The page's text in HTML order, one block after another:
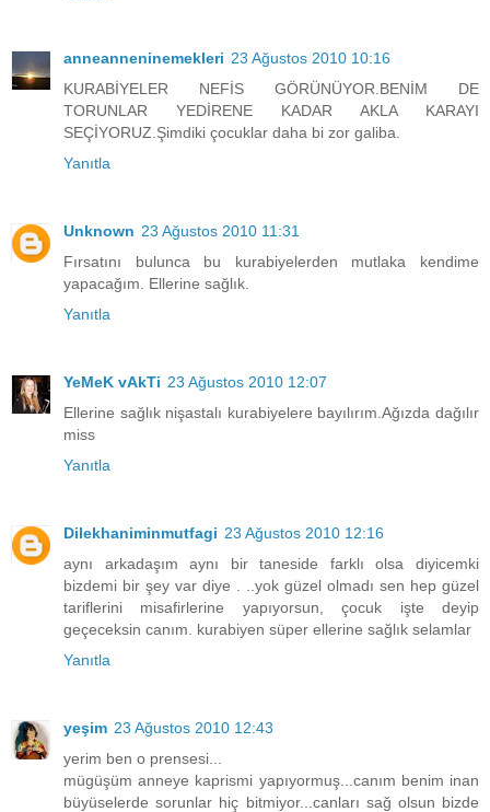
anneanneninemekleri 23 Ağustos 2010 10:16
KURABİYELER NEFİS GÖRÜNÜYOR.BENİM DE
TORUNLAR YEDİRENE KADAR AKLA KARAYI
SEÇİYORUZ.Şimdiki çocuklar daha bi zor galiba.
Yanıtla
Unknown 23 Ağustos 2010 11:31
Fırsatını bulunca bu kurabiyelerden mutlaka kendime
yapacağım. Ellerine sağlık.
Yanıtla
YeMeK vAkTi 23 Ağustos 2010 12:07
Ellerine sağlık nişastalı kurabiyelere bayılırım.Ağızda dağılır
miss
Yanıtla
Dilekhaniminmutfagi 23 Ağustos 2010 12:16
aynı arkadaşım aynı bir taneside farklı olsa diyicemki
bizdemi bir şey var diye . ..yok güzel olmadı sen hep güzel
tariflerini misafirlerine yapıyorsun, çocuk işte deyip
geçeceksin canım. kurabiyen süper ellerine sağlık selamlar
Yanıtla
yeşim 23 Ağustos 2010 12:43
yerim ben o prensesi...
mügüşüm anneye kaprismi yapıyormuş...canım benim inan
büyüselerde sorunlar hiç bitmiyor...canları sağ olsun bizde